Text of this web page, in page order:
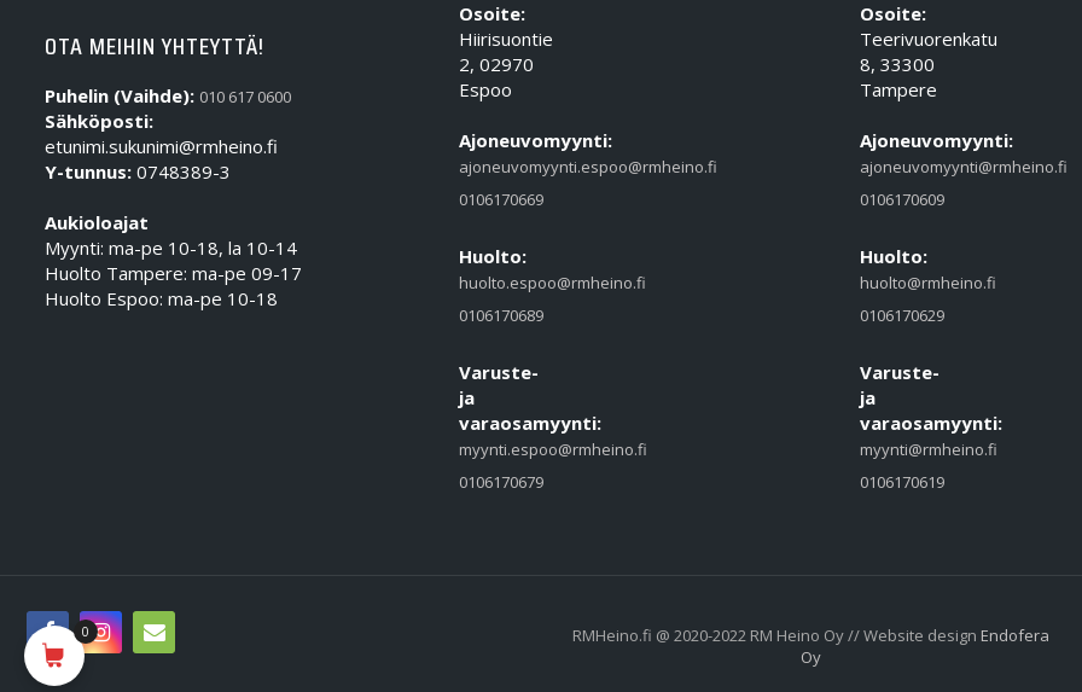
OTA MEIHIN YHTEYTTÄ!
Puhelin (Vaihde): 010 617 0600
Sähköposti:
etunimi.sukunimi@rmheino.fi
Y-tunnus: 0748389-3
Aukioloajat
Myynti: ma-pe 10-18, la 10-14
Huolto Tampere: ma-pe 09-17
Huolto Espoo: ma-pe 10-18
Osoite:
Hiirisuontie
2, 02970
Espoo
Ajoneuvomyynti:
ajoneuvomyynti.espoo@rmheino.fi
0106170669
Huolto:
huolto.espoo@rmheino.fi
0106170689
Varuste-
ja
varaosamyynti:
myynti.espoo@rmheino.fi
0106170679
Osoite:
Teerivuorenkatu
8, 33300
Tampere
Ajoneuvomyynti:
ajoneuvomyynti@rmheino.fi
0106170609
Huolto:
huolto@rmheino.fi
0106170629
Varuste-
ja
varaosamyynti:
myynti@rmheino.fi
0106170619
RMHeino.fi @ 2020-2022 RM Heino Oy // Website design Endofera
Oy
0